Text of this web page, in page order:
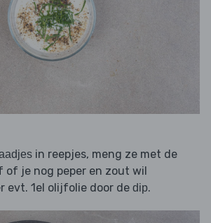
in reepjes, meng ze met de
of je nog peper en zout wil
evt. 1el olijfolie door de dip.